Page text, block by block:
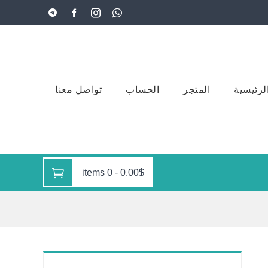
المتجر الحساب تواصل معنا
0.00$
-
0 items